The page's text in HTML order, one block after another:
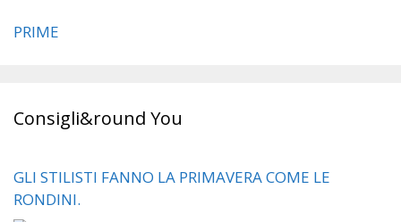
PRIME
Consigli&round You
GLI STILISTI FANNO LA PRIMAVERA COME LE
RONDINI.